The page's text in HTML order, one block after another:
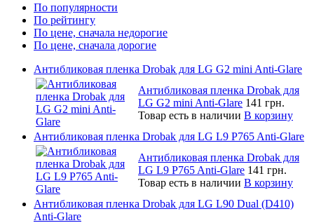
По популярности
По рейтингу
По цене, сначала недорогие
По цене, сначала дорогие
Антибликовая пленка Drobak для LG G2 mini Anti-Glare
Антибликовая пленка Drobak для
LG G2 mini Anti-Glare 141 грн.
Товар есть в наличии В корзину
Антибликовая пленка Drobak для LG L9 P765 Anti-Glare
Антибликовая пленка Drobak для
LG L9 P765 Anti-Glare 141 грн.
Товар есть в наличии В корзину
Антибликовая пленка Drobak для LG L90 Dual (D410)
Anti-Glare